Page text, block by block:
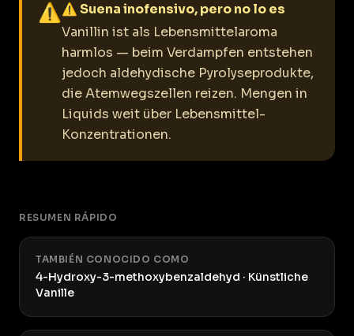
⚠⚠ Suena inofensivo, pero no lo es
Vanillin ist als Lebensmittelaroma
harmlos — beim Verdampfen entstehen
jedoch aldehydische Pyrolyseprodukte,
die Atemwegszellen reizen. Mengen in
Liquids weit über Lebensmittel-
Konzentrationen.
RESUMEN RÁPIDO
TAMBIÉN CONOCIDO COMO
4-Hydroxy-3-methoxybenzaldehyd · Künstliche
Vanille